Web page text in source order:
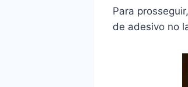
Para
de adesivo no